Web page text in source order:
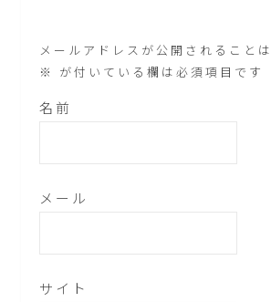
メールアドレスが公開されること
※
が付いている欄は必須項目です
名前
メール
サイト